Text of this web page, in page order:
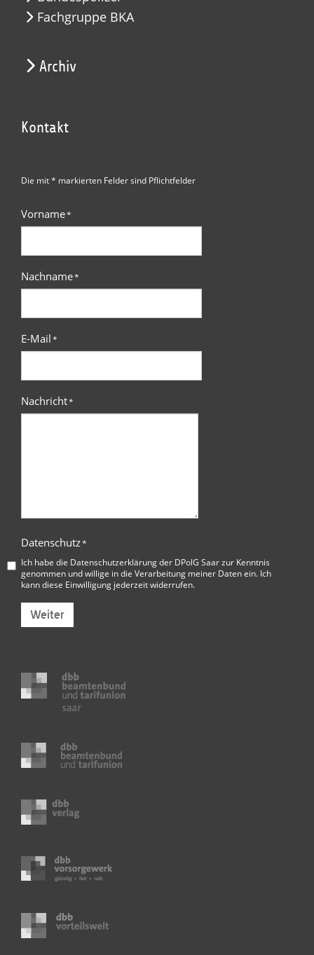
Fachgruppe BKA
Archiv
Kontakt
Die mit * markierten Felder sind Pflichtfelder
Vorname*
Nachname*
E-Mail*
Nachricht*
Datenschutz*
Ich habe die Datenschutzerklärung der DPolG Saarzur Kenntnis
genommen und willige in die Verarbeitung meiner Daten ein. Ich
kann diese Einwilligung jederzeit widerrufen.
Weiter